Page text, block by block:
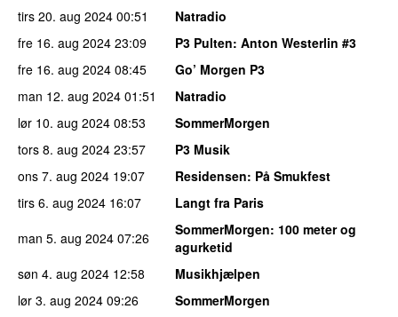
tirs 20. aug 2024 00:51
Natradio
fre 16. aug 2024 23:09 P3 Pulten: Anton Westerlin #3
fre 16. aug 2024 08:45
Go’ Morgen P3
man 12. aug 2024 01:51
Natradio
lør 10. aug 2024 08:53
SommerMorgen
tors 8. aug 2024 23:57
P3 Musik
ons 7. aug 2024 19:07 Residensen: På Smukfest
tirs 6. aug 2024 16:07
Langt fra Paris
man 5. aug 2024 07:26 SommerMorgen: 100 meter og
agurketid
søn 4. aug 2024 12:58
Musikhjælpen
lør 3. aug 2024 09:26
SommerMorgen